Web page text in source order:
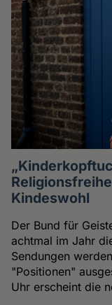
Kindeswohl
Der Bund für
achtmal im Jahr
Sendungen
"Positionen"
Uhr erscheint die